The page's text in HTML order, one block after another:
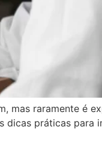
mas raramente é
dicas práticas para